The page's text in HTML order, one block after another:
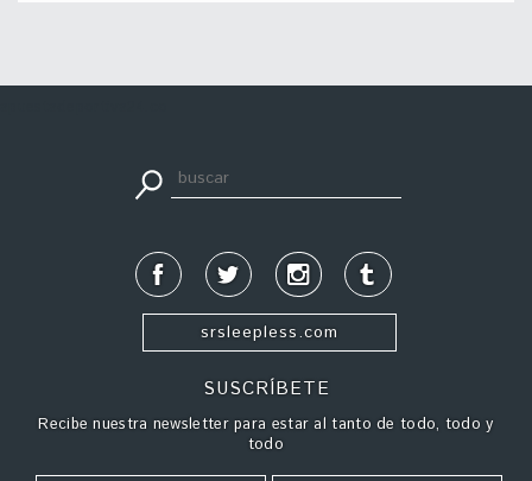
srsleepless.com
SUSCRÍBETE
Recibe nuestra newsletter para estar al tanto de todo, todo y
todo